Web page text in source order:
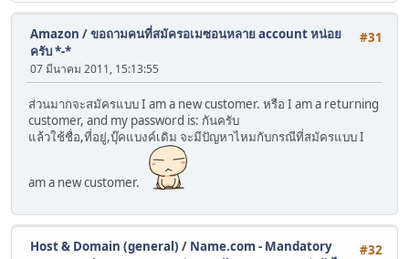
#31
Amazon /ขอถามคนที่สมัครอเมซอนหลาย account หน่อย
ครับ *-*
07 มีนาคม 2011, 15:13:55
ส่วนมากจะสมัครแบบ I am a new customer. หรือ I am a returning
customer, and my password is: กันครับ
แล้วใช้ชื่อ,ที่อยู่,บุ๊คแบงค์เดิม จะมีปัญหาไหมกับกรณีที่สมัครแบบ I
am a new customer.
#32
Host & Domain (general) / Name.com - Mandatory